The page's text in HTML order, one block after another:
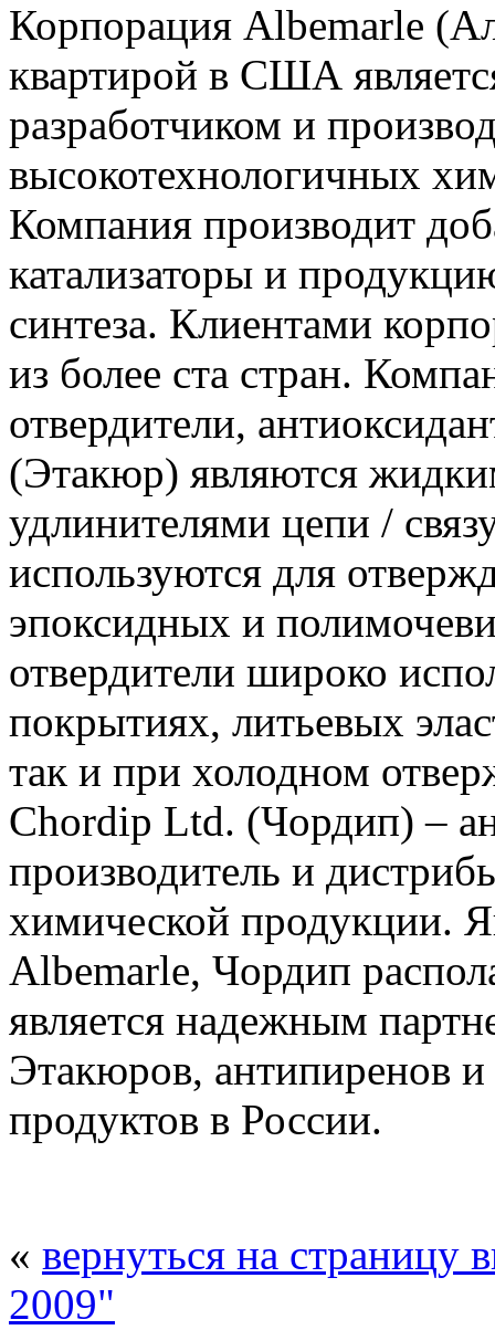
Корпорация Albemarle
квартирой в США
разработчиком и
высокотехнологичных
Компания производит
катализаторы и
синтеза. Клиентами
из более ста стран.
отвердители,
(Этакюр) являются
удлинителями цепи /
используются для
эпоксидных и
отвердители широко
покрытиях, литьевых
так и при холодном
Chordip Ltd. (Чордип) –
производитель и
химической продукции.
Albemarle, Чордип
является надежным
Этакюров, антипиренов
продуктов в России.
« вернуться на страницу
2009"